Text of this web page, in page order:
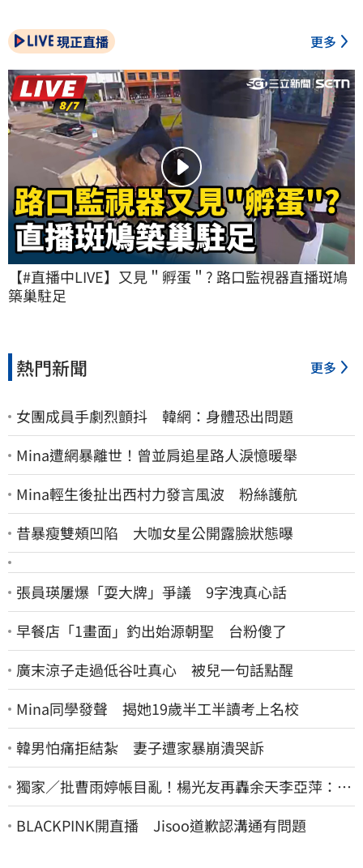
現正直播 更多
【#直播中LIVE】又見＂孵蛋＂? 路口監視器直播斑鳩
築巢駐足
熱門新聞 更多
女團成員手劇烈顫抖 韓網：身體恐出問題
Mina遭網暴離世！曾並肩追星路人淚憶暖舉
Mina輕生後扯出西村力發言風波 粉絲護航
昔暴瘦雙頰凹陷 大咖女星公開露臉狀態曝
張員瑛屢爆「耍大牌」爭議 9字洩真心話
早餐店「1畫面」釣出始源朝聖 台粉傻了
廣末涼子走過低谷吐真心 被兒一句話點醒
Mina同學發聲 揭她19歲半工半讀考上名校
韓男怕痛拒結紮 妻子遭家暴崩潰哭訴
獨家／批曹雨婷帳目亂！楊光友再轟余天李亞萍：他
們工會跟演藝圈沒關
BLACKPINK開直播 Jisoo道歉認溝通有問題